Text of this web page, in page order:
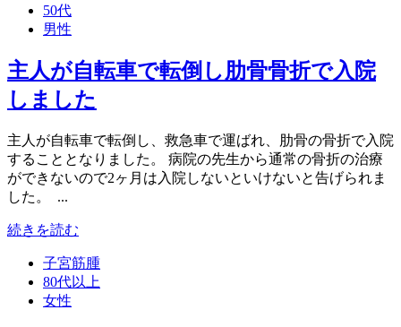
50代
男性
主人が自転車で転倒し肋骨骨折で入院
しました
主人が自転車で転倒し、救急車で運ばれ、肋骨の骨折で入院
することとなりました。 病院の先生から通常の骨折の治療
ができないので2ヶ月は入院しないといけないと告げられま
した。 ...
続きを読む
子宮筋腫
80代以上
女性